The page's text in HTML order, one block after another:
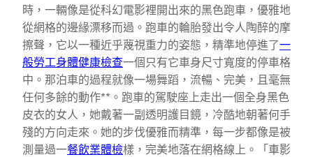
時，一輛像是從科幻電影裡開出來的黑色跑車，優雅地
從網格的邊緣漂移而過。跑車的輪胎發出令人陶醉的摩
擦聲，它以一種近乎蔑視重力的姿態，精準地停進了一
般勞工身體健康檢查一個只有它車身尺寸寬度的停車格
中。那泊車的過程就像一場舞蹈，流暢、完美，且毫無
任何多餘的動作**。跑車的駕駛座上走出一個全身黑色
皮衣的女人，她戴著一副透明護目鏡，冷酷地朝著何手
殘的方向走來。她的步伐優雅而精準，每一步都像是被
測量過一餐飲業體檢樣，完美地落在網格線上。「車影